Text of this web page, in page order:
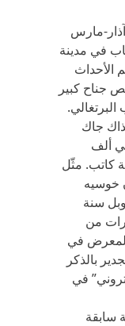
من ١٧ ‬إلى ‏٢٢ ‬من آذار-مارس
في‏ ‬مدينة
الأحداث
جناح كبير
جاك
‬ألف
كاتب‏. ‬مثّل
خوسيه
نوبل سنة
من
‬المعرض في
بالذكر
‬في‏
سابقة